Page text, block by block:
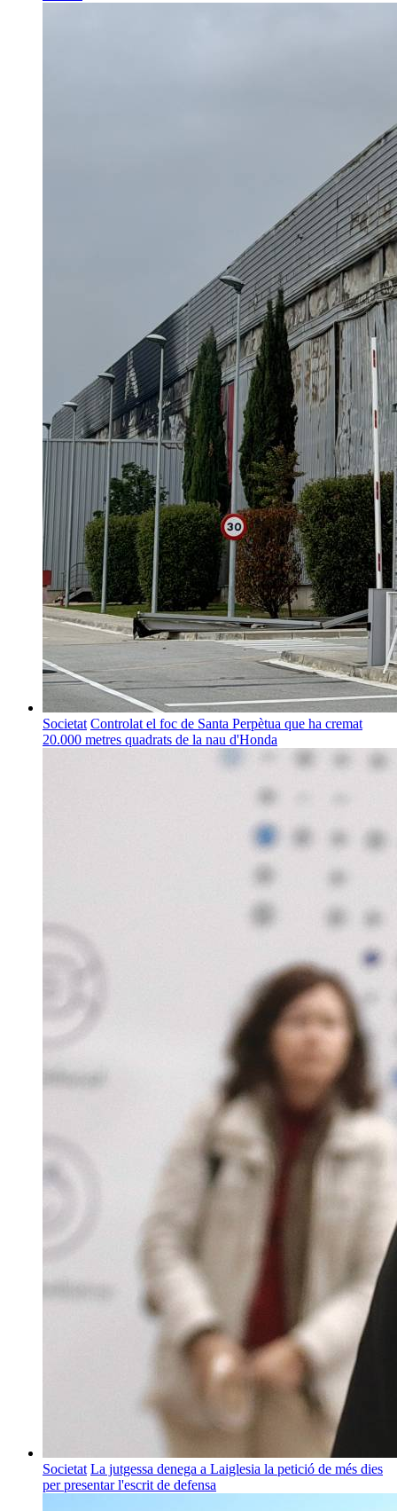
Societat Controlat el foc de Santa Perpètua que ha cremat
20.000 metres quadrats de la nau d'Honda
Societat La jutgessa denega a Laiglesia la petició de més dies
per presentar l'escrit de defensa